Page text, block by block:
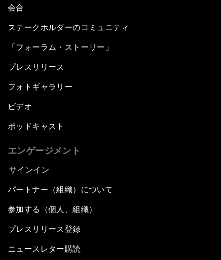
会合
ステークホルダーのコミュニティ
「フォーラム・ストーリー」
プレスリリース
フォトギャラリー
ビデオ
ポッドキャスト
エンゲージメント
サインイン
パートナー（組織）について
参加する（個人、組織）
プレスリリース登録
ニュースレター購読